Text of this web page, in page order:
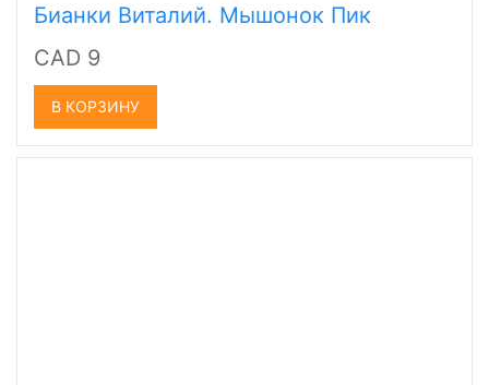
Бианки Виталий. Мышонок Пик
CAD 9
В КОРЗИНУ